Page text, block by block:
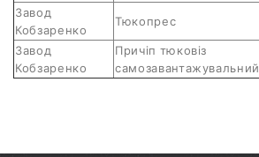
Завод
Кобзаренко
Тюкопрес
Завод
Кобзаренко
Причіп тюковіз
самозавантажувальний